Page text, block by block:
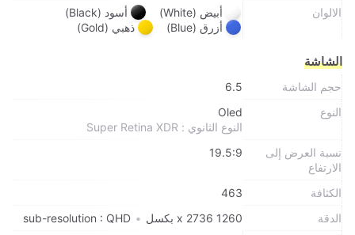
الالوان أبيض (White)
أسود (Black)
أزرق (Blue)
ذهبي (Gold)
الشاشة
حجم الشاشة
6.5
النوع
Oled
النوع الثانوي : Super Retina XDR
نسبة العرض إلى
الارتفاع
19.5:9
الكثافة
463
الدقة
1260 x 2736 بكسل •
sub-resolution : QHD